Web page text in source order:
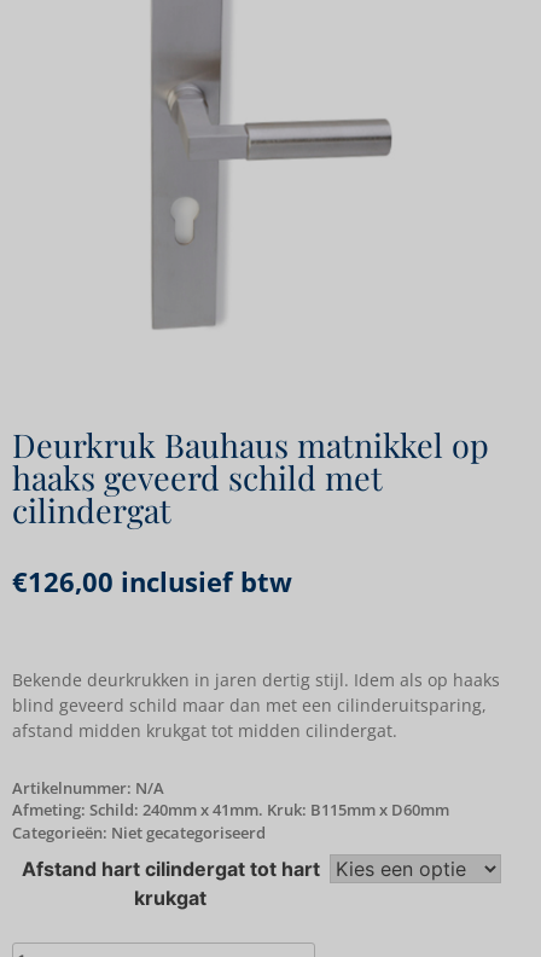
Deurkruk Bauhaus matnikkel op
haaks geveerd schild met
cilindergat
€126,00 inclusief btw
Bekende deurkrukken in jaren dertig stijl. Idem als op haaks
blind geveerd schild maar dan met een cilinderuitsparing,
afstand midden krukgat tot midden cilindergat.
Artikelnummer: N/A
Afmeting: Schild: 240mm x 41mm. Kruk: B115mm x D60mm
Categorieën: Niet gecategoriseerd
Afstand hart cilindergat tot hart
krukgat